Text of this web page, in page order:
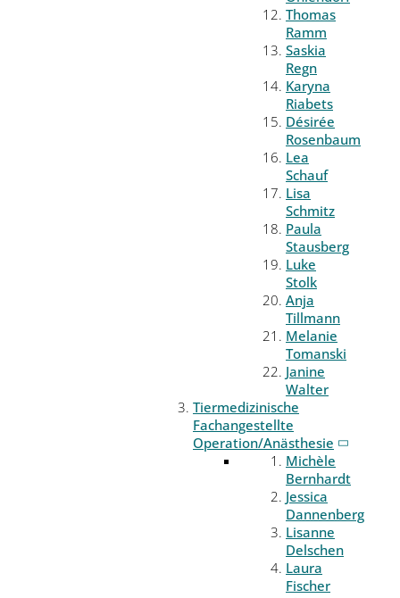
Thomas
Ramm
Saskia
Regn
Karyna
Riabets
Désirée
Rosenbaum
Lea
Schauf
Lisa
Schmitz
Paula
Stausberg
Luke
Stolk
Anja
Tillmann
Melanie
Tomanski
Janine
Walter
Tiermedizinische
Fachangestellte
Operation/Anästhesie
Michèle
Bernhardt
Jessica
Dannenberg
Lisanne
Delschen
Laura
Fischer